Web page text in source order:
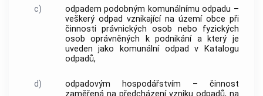
c) odpadem podobným komunálnímu odpadu –
veškerý odpad vznikající na území obce při
činnosti právnických osob nebo fyzických
osob oprávněných k podnikání a který je
uveden jako
komunální odpad v Katalogu
odpadů,
d) odpadovým hospodářstvím – činnost
zaměřená na předcházení vzniku odpadů, na